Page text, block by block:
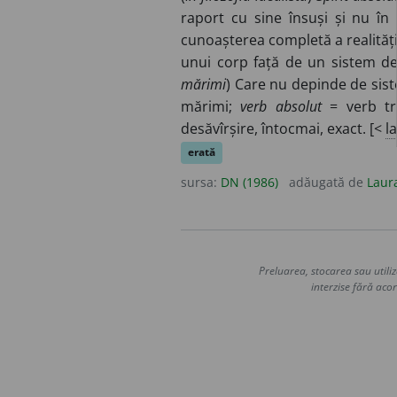
raport cu sine însuși și nu în
cunoașterea completă a
unui corp față de un sistem
mărimi) Care nu depinde de
mărimi;verb absolut= verb
desăvîrșire, întocmai, exact. [< lat.
erată
sursa: DN (1986) adăugată de
Preluarea, stocarea sau
interzise fără